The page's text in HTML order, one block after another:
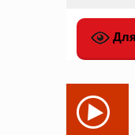
Для